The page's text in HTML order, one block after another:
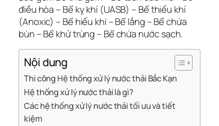
điều hòa – Bể kỵ khí (UASB) – Bể thiếu khí
(Anoxic) – Bể hiếu khí – Bể lắng – Bể chứa
bùn – Bể khử trùng – Bể chứa nước sạch.
Nội dung
Thi công Hệ thống xử lý nước thải Bắc Kạn
Hệ thống xử lý nước thải là gì?
Các hệ thống xử lý nước thải tối ưu và tiết
kiệm